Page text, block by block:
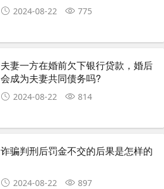
2024-08-22 775
夫妻一方在婚前欠下银行贷款，婚后
会成为夫妻共同债务吗?
2024-08-22 814
诈骗判刑后罚金不交的后果是怎样的
2024-08-22 897